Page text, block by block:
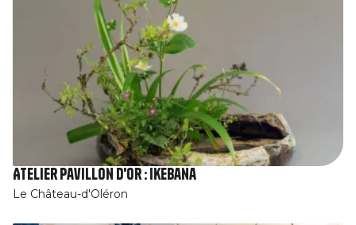
Atelier Pavillon d'Or : Ikebana
Le Château-d'Oléron